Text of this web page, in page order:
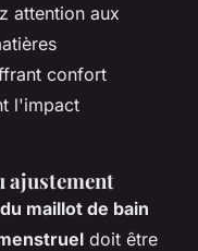
attention aux
confort
l'impact
ajustement
maillot de bain
doit être